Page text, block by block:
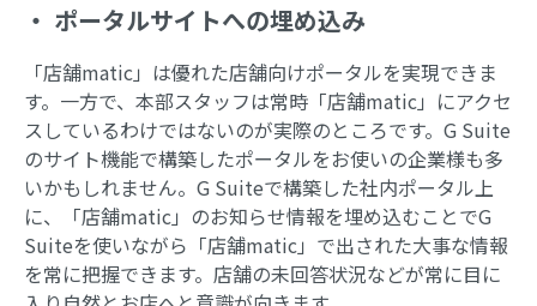
・ ポータルサイトへの埋め込み
「店舗matic」は優れた店舗向けポータルを実現できま
す。一方で、本部スタッフは常時「店舗matic」にアクセ
スしているわけではないのが実際のところです。G Suite
のサイト機能で構築したポータルをお使いの企業様も多
いかもしれません。G Suiteで構築した社内ポータル上
に、「店舗matic」のお知らせ情報を埋め込むことでG
Suiteを使いながら「店舗matic」で出された大事な情報
を常に把握できます。店舗の未回答状況などが常に目に